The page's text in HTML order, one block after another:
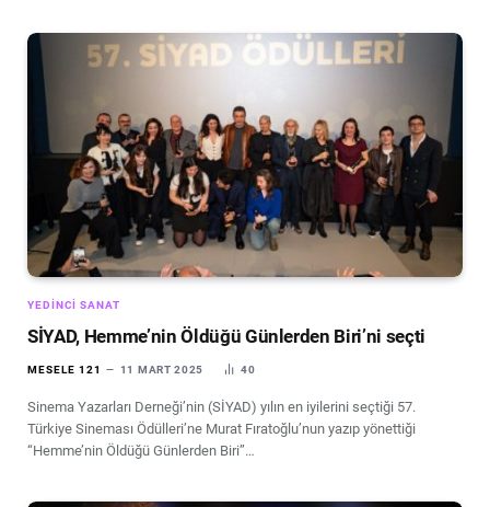
YEDINCI SANAT
SİYAD, Hemme’nin Öldüğü Günlerden Biri’ni seçti
MESELE 121 11 MART 2025 40
Sinema Yazarları Derneği’nin (SİYAD) yılın en iyilerini seçtiği 57.
Türkiye Sineması Ödülleri’ne Murat Fıratoğlu’nun yazıp yönettiği
“Hemme’nin Öldüğü Günlerden Biri”…